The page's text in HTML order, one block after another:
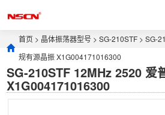
首页 > 晶体振荡器型号 >SG-210STF > SG-
规有源晶振 X1G004171016300
SG-210STF 12MHz 2520 爱
X1G004171016300